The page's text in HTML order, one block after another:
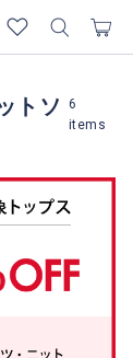
トソ
6
items